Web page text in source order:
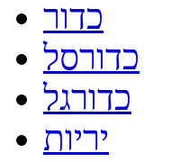
כדור
כדורסל
כדורגל
יריות